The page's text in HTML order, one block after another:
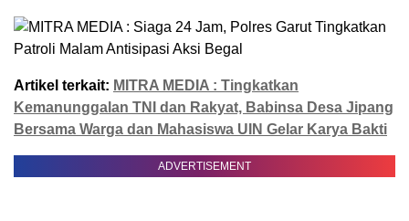
Artikel terkait: MITRA MEDIA : Tingkatkan
Kemanunggalan TNI dan Rakyat, Babinsa Desa Jipang
Bersama Warga dan Mahasiswa UIN Gelar Karya Bakti
ADVERTISEMENT